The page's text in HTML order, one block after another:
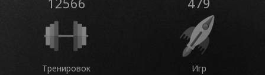
Тренировок Игр